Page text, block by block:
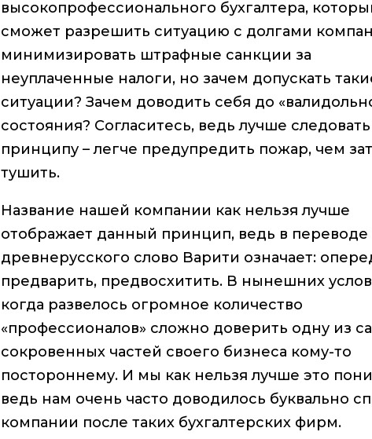
высокопрофессионального бухгалтера,
сможет разрешить ситуацию с долгами
минимизировать штрафные санкции за
неуплаченные налоги, но зачем допускать
ситуации? Зачем доводить себя до
состояния? Согласитесь, ведь лучше следовать
принципу – легче предупредить пожар, чем
тушить.
Название нашей компании как нельзя лучше
отображает данный принцип, ведь в переводе
древнерусского слово Варити означает:
предварить, предвосхитить. В нынешних
когда развелось огромное количество
«профессионалов» сложно доверить одну из
сокровенных частей своего бизнеса кому-то
постороннему. И мы как нельзя лучше это
ведь нам очень часто доводилось буквально
компании после таких бухгалтерских фирм.